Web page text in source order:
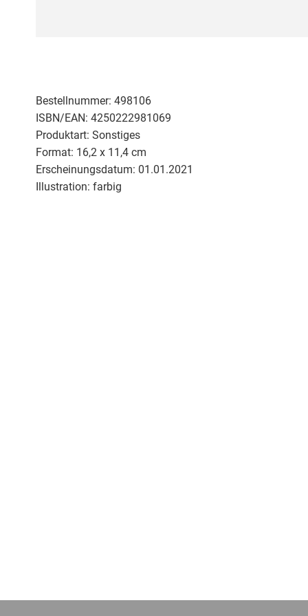
Bestellnummer: 498106
ISBN/EAN: 4250222981069
Produktart: Sonstiges
Format: 16,2 x 11,4 cm
Erscheinungsdatum: 01.01.2021
Illustration: farbig